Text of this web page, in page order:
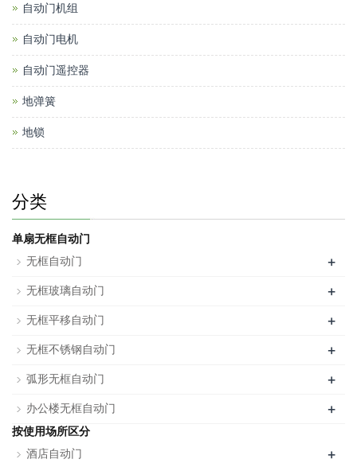
自动门机组
自动门电机
自动门遥控器
地弹簧
地锁
分类
单扇无框自动门
无框自动门
+
无框玻璃自动门 +
无框平移自动门 +
无框不锈钢自动门 +
弧形无框自动门 +
办公楼无框自动门 +
按使用场所区分
酒店自动门
+